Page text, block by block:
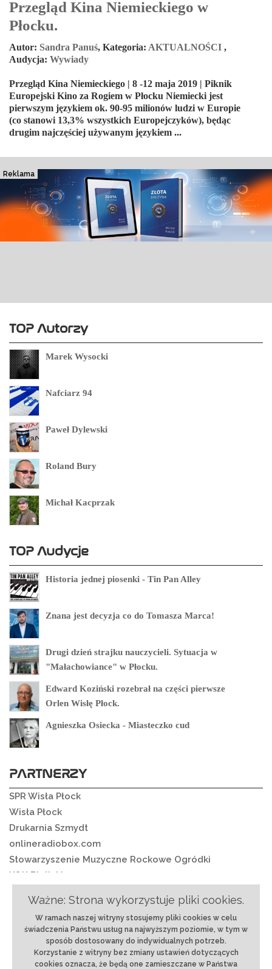
Przegląd Kina Niemieckiego w
Płocku.
Autor: Sandra Panuś, Kategoria: AKTUALNOŚCI ,
Audycja: Wywiady
Przegląd Kina Niemieckiego | 8 -12 maja 2019 | Piknik
Europejski Kino za Rogiem w Płocku Niemiecki jest
pierwszym językiem ok. 90-95 milionów ludzi w Europie
(co stanowi 13,3% wszystkich Europejczyków), będąc
drugim najczęściej używanym językiem ...
Reklama
TOP Autorzy
Marek Wysocki
Nafciarz 94
Paweł Dylewski
Roland Bury
Michał Kacprzak
TOP Audycje
Historia jednej piosenki - Tin Pan Alley
Znana jest decyzja co do Tomasza Marca!
Drugi dzień strajku nauczycieli. Sytuacja w
"Małachowiance" w Płocku.
Edward Koziński rozebrał na części pierwsze
Orlen Wisłę Płock.
Agnieszka Osiecka - Miasteczko cud
PARTNERZY
SPR Wisła Płock
Wisła Płock
Drukarnia Szmydt
onlineradiobox.com
Stowarzyszenie Muzyczne Rockowe Ogródki
K&K Bielickie
Ważne: Strona wykorzystuje pliki cookies.
W ramach naszej witryny stosujemy pliki cookies w celu
świadczenia Państwu usług na najwyższym poziomie, w tym w
sposób dostosowany do indywidualnych potrzeb.
Korzystanie z witryny bez zmiany ustawień dotyczących
cookies oznacza, że będą one zamieszczane w Państwa
O nas|Regulamin|Ochrona danych|Reklama|
RSS|Kontakt
© 2018 rmixx.pl | Projekt i realizacja:Strony